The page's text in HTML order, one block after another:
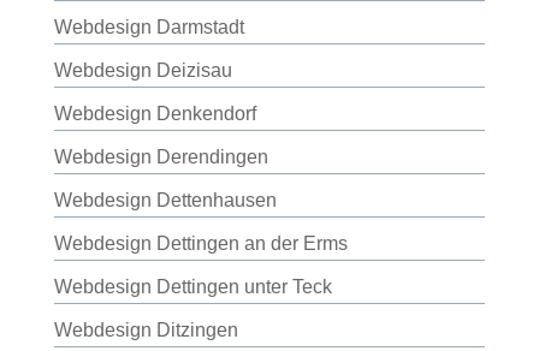
Webdesign Darmstadt
Webdesign Deizisau
Webdesign Denkendorf
Webdesign Derendingen
Webdesign Dettenhausen
Webdesign Dettingen an der Erms
Webdesign Dettingen unter Teck
Webdesign Ditzingen